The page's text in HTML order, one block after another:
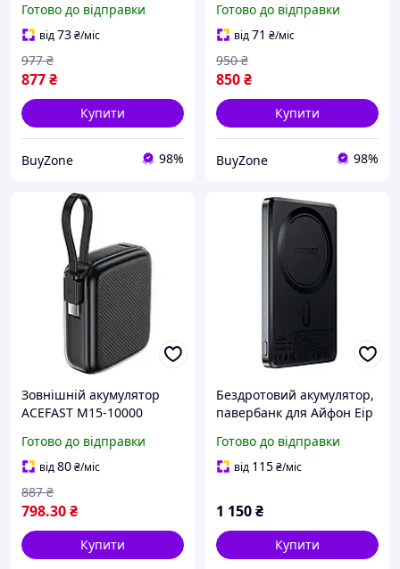
зарядки, pawerbank
двостороньою зарядкою
22w
Готово до відправки
від73₴/міс
877₴
977 ₴
Купити
BuyZone 98%
зі складним конектором
U7, павербанк
кишенькового
використання
Готово до відправки
від71 ₴/міс
850₴
950 ₴
Купити
BuyZone 98%
Зовнішній акумулятор
ACEFAST M15-10000
cable Black
Готово до відправки
від80₴/міс
798.30₴
887 ₴
Купити
Бездротовий акумулятор,
павербанк для Айфон Еір
18W 5000mAh (Чорний)
Готово до відправки
від 115₴/міс
1 150₴
Купити